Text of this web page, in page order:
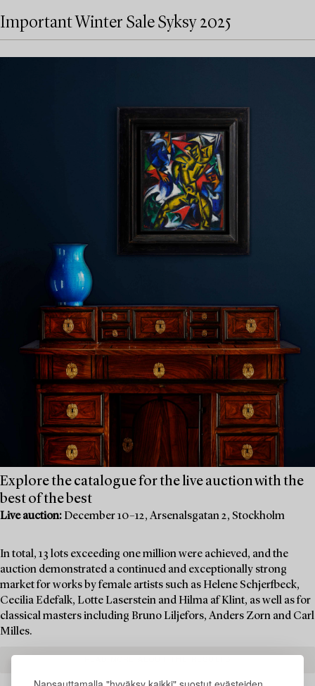
Important Winter Sale Syksy 2025
Explore the catalogue for the live auction with the
best of the best
Live auction: December 10–12, Arsenalsgatan 2, Stockholm
In total, 13 lots exceeding one million were achieved, and the
auction demonstrated a continued and exceptionally strong
market for works by female artists such as Helene Schjerfbeck,
Cecilia Edefalk, Lotte Laserstein and Hilma af Klint, as well as for
classical masters including Bruno Liljefors, Anders Zorn and Carl
Milles.